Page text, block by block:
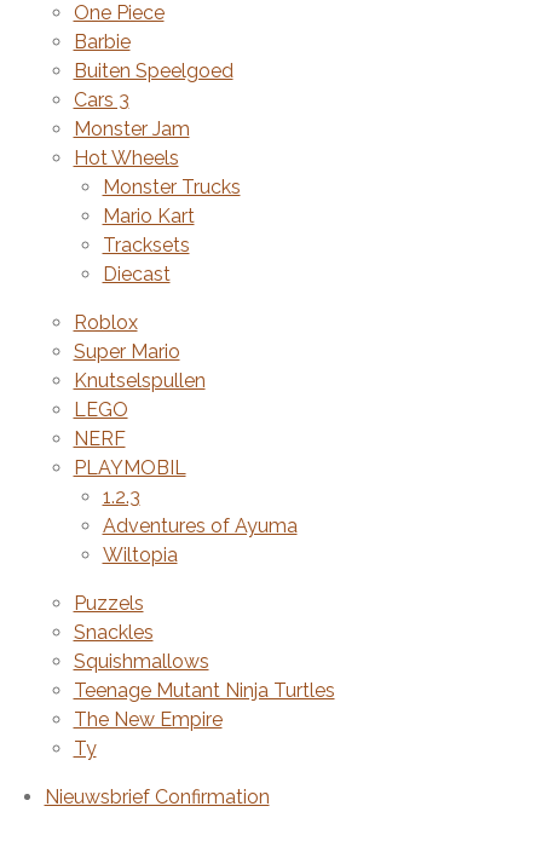
One Piece
Barbie
Buiten Speelgoed
Cars 3
Monster Jam
Hot Wheels
Monster Trucks
Mario Kart
Tracksets
Diecast
Roblox
Super Mario
Knutselspullen
LEGO
NERF
PLAYMOBIL
1.2.3
Adventures of Ayuma
Wiltopia
Puzzels
Snackles
Squishmallows
Teenage Mutant Ninja Turtles
The New Empire
Ty
Nieuwsbrief Confirmation